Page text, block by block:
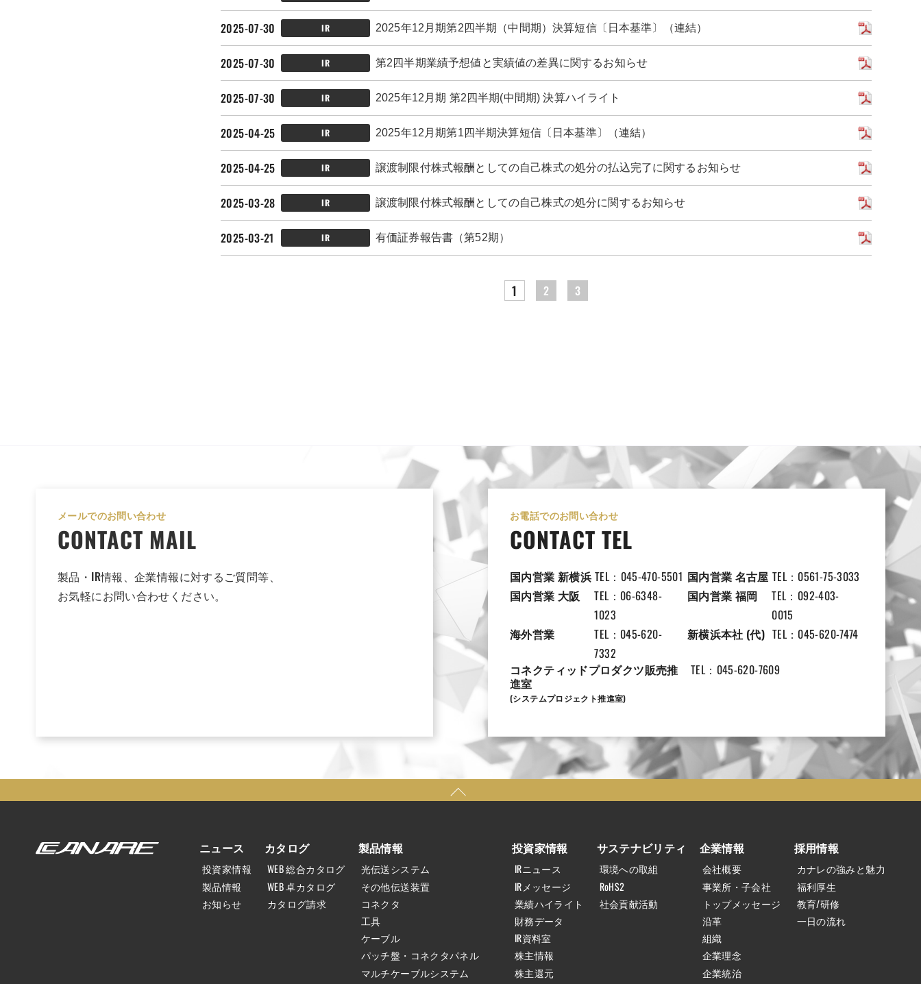
2025-07-30 IR 2025年12月期第2四半期（中間期）決算短信〔日本基準〕（連結）
2025-07-30 IR 第2四半期業績予想値と実績値の差異に関するお知らせ
2025-07-30 IR 2025年12月期 第2四半期(中間期) 決算ハイライト
2025-04-25 IR 2025年12月期第1四半期決算短信〔日本基準〕（連結）
2025-04-25 IR 譲渡制限付株式報酬としての自己株式の処分の払込完了に関するお知らせ
2025-03-28 IR 譲渡制限付株式報酬としての自己株式の処分に関するお知らせ
2025-03-21 IR 有価証券報告書（第52期）
1 2 3
メールでのお問い合わせ
CONTACT MAIL
製品・IR情報、企業情報に対するご質問等、
お気軽にお問い合わせください。
お電話でのお問い合わせ
CONTACT TEL
国内営業 新横浜 TEL：045-470-5501 国内営業 名古屋 TEL：0561-75-3033
国内営業 大阪
TEL：06-6348-
1023
国内営業 福岡
TEL：092-403-
0015
海外営業
TEL：045-620-
7332
新横浜本社 (代) TEL：045-620-7474
コネクティッドプロダクツ販売推
進室
(システムプロジェクト推進室)
TEL：045-620-7609
ニュース
投資家情報
製品情報
お知らせ
カタログ
WEB 総合カタログ
WEB 卓カタログ
カタログ請求
製品情報
光伝送システム
その他伝送装置
コネクタ
工具
ケーブル
パッチ盤・コネクタパネル
マルチケーブルシステム
投資家情報
IRニュース
IRメッセージ
業績ハイライト
財務データ
IR資料室
株主情報
株主還元
サステナビリティ
環境への取組
RoHS2
社会貢献活動
企業情報
会社概要
事業所・子会社
トップメッセージ
沿革
組織
企業理念
企業統治
採用情報
カナレの強みと魅力
福利厚生
教育/研修
一日の流れ